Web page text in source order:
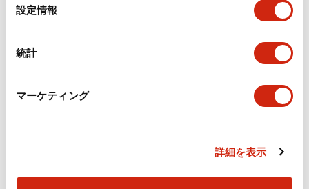
設定情報
統計
マーケティング
詳細を表示
仕様 すべて展開 +